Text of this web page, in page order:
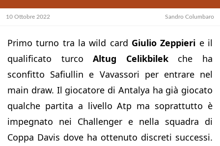
10 Ottobre 2022 Sandro Columbaro
Primo turno tra la wild card Giulio Zeppieri e il
qualificato turcoAltug Celikbilekche ha
sconfitto Safiullin e Vavassori per entrare nel
main draw. Il giocatore di Antalya ha già giocato
qualche partita a livello Atp ma soprattutto è
impegnato nei Challenger e nella squadra di
Coppa Davis dove ha ottenuto discreti successi.